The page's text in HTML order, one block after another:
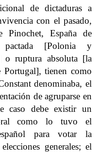
de dictaduras a
con el pasado,
Pinochet, España de
[Polonia y
o ruptura absoluta [la
tienen como
denominaba, el
de agruparse en
caso debe existir un
como lo tuvo el
para votar la
generales; el